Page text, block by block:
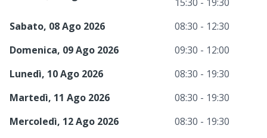
Sabato, 08 Ago 2026
08:30 - 12:30
Domenica, 09 Ago 2026
09:30 - 12:00
Lunedì, 10 Ago 2026
08:30 - 19:30
Martedì, 11 Ago 2026
08:30 - 19:30
Mercoledì, 12 Ago 2026
08:30 - 19:30